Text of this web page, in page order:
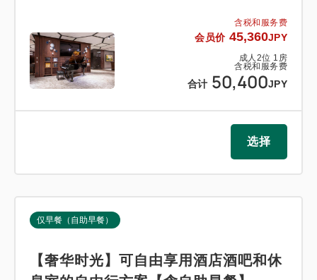
含税和服务费
会员价 45,360JPY
成人 2位 1 房
含税和服务费
合计 50,400JPY
选择
仅早餐（自助早餐）
【奢华时光】可自由享用酒店酒吧和休